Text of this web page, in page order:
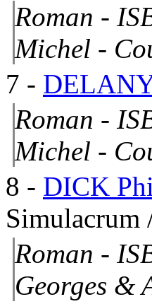
Roman -
Michel -
7 -
Roman -
Michel -
8 - DICK
Simulacrum
Roman -
Georges &